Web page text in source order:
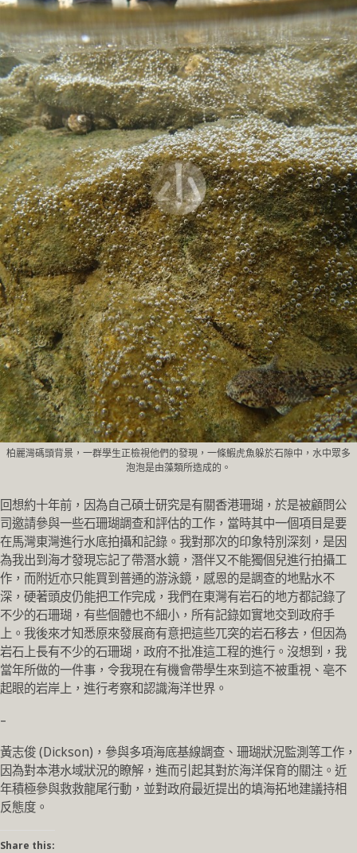
柏麗灣碼頭背景，一群學生正檢視他們的發現，一條鰕虎魚躲於石隙中，水中眾多
泡泡是由藻類所造成的。
回想約十年前，因為自己碩士研究是有關香港珊瑚，於是被顧問公
司邀請參與一些石珊瑚調查和評估的工作，當時其中一個項目是要
在馬灣東灣進行水底拍攝和記錄。我對那次的印象特別深刻，是因
為我出到海才發現忘記了帶潛水鏡， 潛伴又不能獨個兒進行拍攝工
作，而附近亦只能買到普通的游泳鏡， 感恩的是調查的地點水不
深，硬著頭皮仍能把工作完成， 我們在東灣有岩石的地方都記錄了
不少的石珊瑚， 有些個體也不細小，所有記錄如實地交到政府手
上。 我後來才知悉原來發展商有意把這些兀突的岩石移去， 但因為
岩石上長有不少的石珊瑚，政府不批准這工程的進行。 沒想到，我
當年所做的一件事， 令我現在有機會帶學生來到這不被重視、亳不
起眼的岩岸上， 進行考察和認識海洋世界。
–
黃志俊 (Dickson)，參與多項海底基線調查、珊瑚狀況監測等工作，
因為對本港水域狀況的瞭解，進而引起其對於海洋保育的關注。近
年積極參與救救龍尾行動，並對政府最近提出的填海拓地建議持相
反態度。
Share this: